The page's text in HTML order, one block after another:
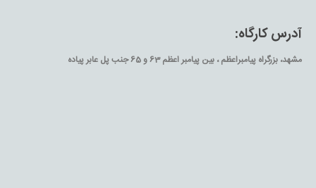
آدرس کارگاه:
مشهد، بزرگراه پیامبراعظم ، بین پیامبر اعظم 63 و 65 جنب پل عابر پیاده